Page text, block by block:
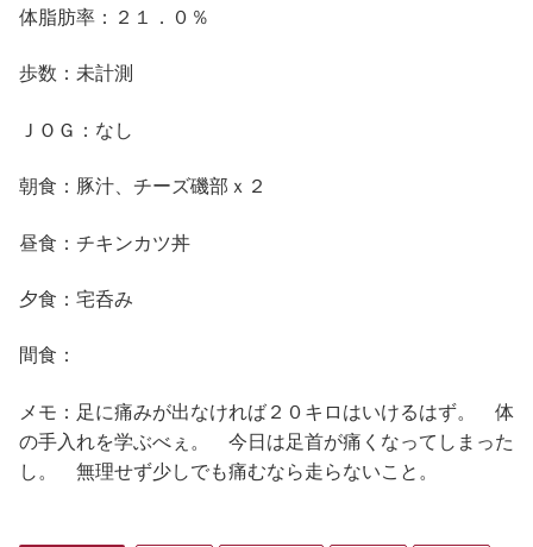
体脂肪率：２１．０％
歩数：未計測
ＪＯＧ：なし
朝食：豚汁、チーズ磯部ｘ２
昼食：チキンカツ丼
夕食：宅呑み
間食：
メモ：足に痛みが出なければ２０キロはいけるはず。 体
の手入れを学ぶべぇ。 今日は足首が痛くなってしまった
し。 無理せず少しでも痛むなら走らないこと。